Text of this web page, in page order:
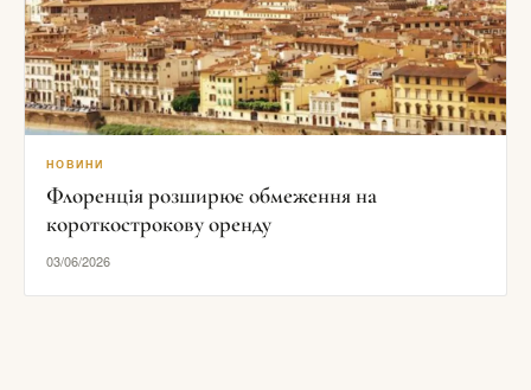
НОВИНИ
Флоренція розширює обмеження на
короткострокову оренду
03/06/2026